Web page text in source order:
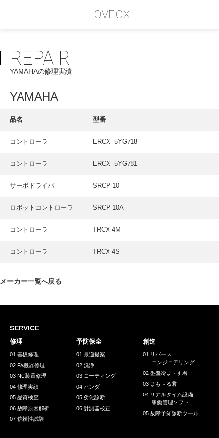
LOVEOX
PHILOSOPHY
フィロソフィー
COMPANY PROFILE
INTERVIEW
お客様インタビュー
RECRUIT
お問い合わせ
REPAIR
YAMAHAの修理実績
YAMAHA
品名 型番
コントローラ ERCX -5YG718
コントローラ ERCX -5YG781
サーボドライバ SRCP 10
ロボットコントローラ SRCP 10A
コントローラ TRCX 4M
コントローラ TRCX 4S
メーカー一覧へ戻る
SERVICE
修理
01 基板修理
02 FA機器修理
03 NC装置修理
04 修理実績
05 品質検査
06 故障原因解析
07 信頼性試験
予防保全
01 最適提案
02 洗浄
03 コーティング
04 ハンダ
05 劣化診断
06 計測器校正
創造
01 リバース
エンジニアリング
02 盤盤冷ま～す君
03 まも～る君
04 リアルタイム設備
稼働管理ソフト
05 故障予知診断ツール